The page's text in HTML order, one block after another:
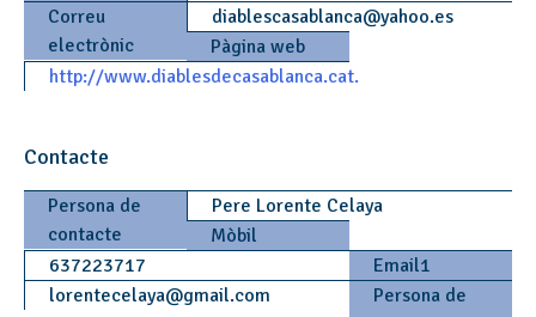
Correu
electrònic
diablescasablanca@yahoo.es
Pàgina web
http://www.diablesdecasablanca.cat.
Contacte
Persona de
contacte
Pere Lorente Celaya
Mòbil
637223717
Email1
lorentecelaya@gmail.com
Persona de